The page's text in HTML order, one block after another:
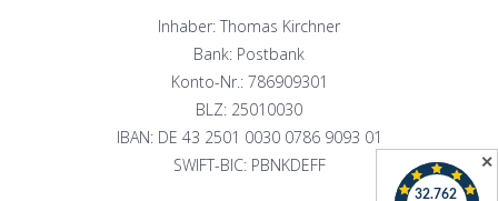
Inhaber: Thomas Kirchner
Bank: Postbank
Konto-Nr.: 786909301
BLZ: 25010030
IBAN: DE 43 2501 0030 0786 9093 01
SWIFT-BIC: PBNKDEFF
✕